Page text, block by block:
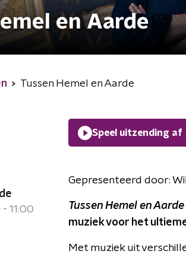
en Aarde
Tussen Hemel en Aarde
11:00
Speel uitzending af
Gepresenteerd door:
Tussen Hemel en Aarde
muziek voor het
Met muziek uit